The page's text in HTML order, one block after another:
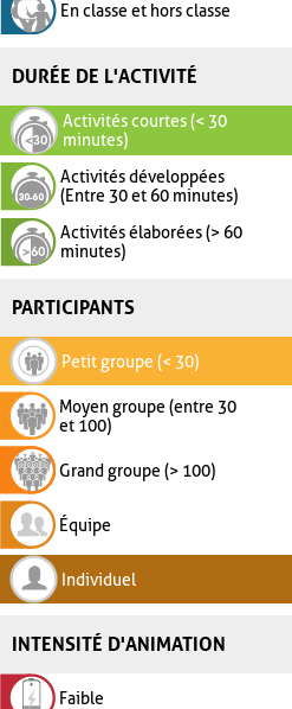
En classe et hors classe
DURÉE DE L'ACTIVITÉ
Activités courtes (< 30
minutes)
Activités développées
(Entre 30 et 60 minutes)
Activités élaborées (> 60
minutes)
PARTICIPANTS
Petit groupe (< 30)
Moyen groupe (entre 30
et 100)
Grand groupe (> 100)
Équipe
Individuel
INTENSITÉ D'ANIMATION
Faible